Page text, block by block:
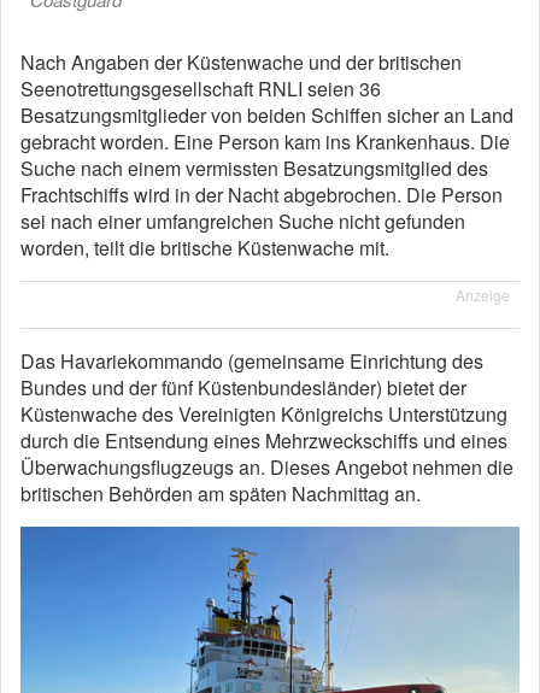
Nach Angaben der Küstenwache und der britischen
Seenotrettungsgesellschaft RNLI seien 36
Besatzungsmitglieder von beiden Schiffen sicher an Land
gebracht worden. Eine Person kam ins Krankenhaus. Die
Suche nach einem vermissten Besatzungsmitglied des
Frachtschiffs wird in der Nacht abgebrochen. Die Person
sei nach einer umfangreichen Suche nicht gefunden
worden, teilt die britische Küstenwache mit.
Anzeige
Das Havariekommando (gemeinsame Einrichtung des
Bundes und der fünf Küstenbundesländer) bietet der
Küstenwache des Vereinigten Königreichs Unterstützung
durch die Entsendung eines Mehrzweckschiffs und eines
Überwachungsflugzeugs an. Dieses Angebot nehmen die
britischen Behörden am späten Nachmittag an.